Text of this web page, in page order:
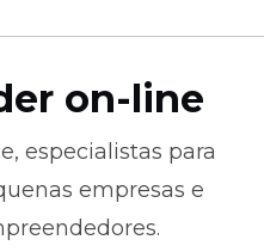
on-line
especialistas para
empresas e